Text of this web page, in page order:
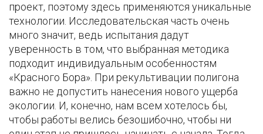
проект, поэтому здесь применяются уникальные
технологии. Исследовательская часть очень
много значит, ведь испытания дадут
уверенность в том, что выбранная методика
подходит индивидуальным особенностям
«Красного Бора». При рекультивации полигона
важно не допустить нанесения нового ущерба
экологии. И, конечно, нам всем хотелось бы,
чтобы работы велись безошибочно, чтобы ни